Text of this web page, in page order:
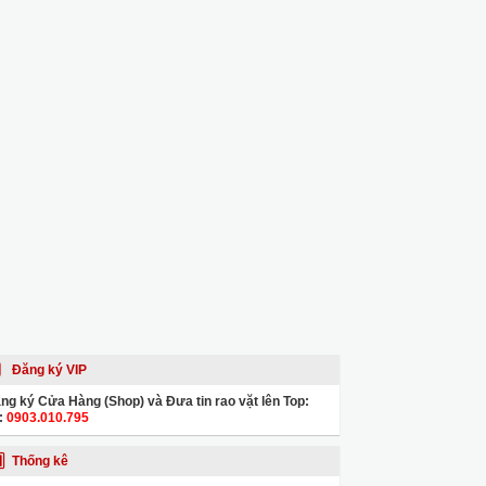
Đăng ký VIP
ký Cửa Hàng (Shop) và Đưa tin rao vặt lên Top:
0903.010.795
Thống kê